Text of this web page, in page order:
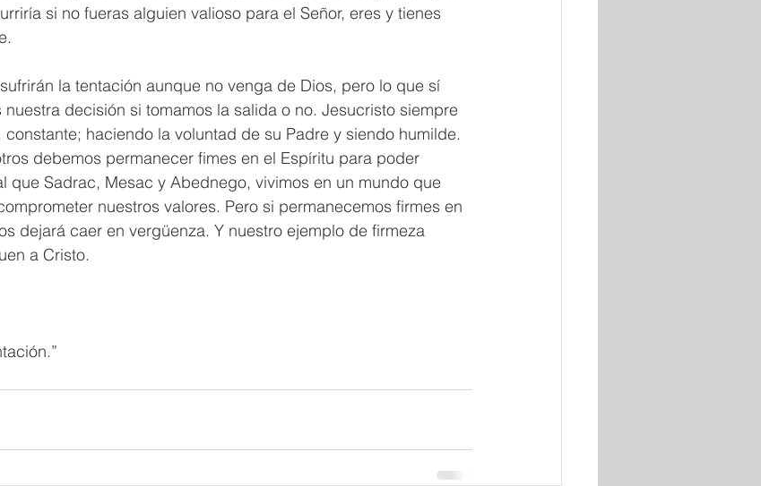
si no fueras alguien valioso para el Señor, eres y tienes
la tentación aunque no venga de Dios, pero lo que sí
decisión si tomamos la salida o no. Jesucristo siempre
haciendo la voluntad de su Padre y siendo humilde.
debemos permanecer fimes en el Espíritu para poder
que Sadrac, Mesac y Abednego, vivimos en un mundo que
nuestros valores. Pero si permanecemos firmes en
dejará caer en vergüenza. Y nuestro ejemplo de firmeza
a Cristo.